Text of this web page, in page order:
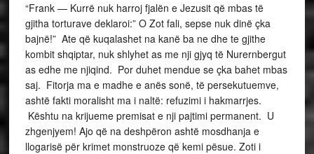
“Frank — Kurrë nuk harroj fjalën e Jezusit që mbas të
gjitha torturave deklaroi:” O Zot fali, sepse nuk dinë çka
bajnë!” Ate që kuqalashet na kanë ba ne dhe te gjithe
kombit shqiptar, nuk shlyhet as me nji gjyq të Nurernbergut
as edhe me njiqind. Por duhet mendue se çka bahet mbas
saj. Fitorja ma e madhe e anës sonë, të persekutuemve,
ashtë fakti moralisht ma i naltë: refuzimi i hakmarrjes.
Kështu na krijueme premisat e nji pajtimi permanent. U
zhgenjyem! Ajo që na deshpëron ashtë mosdhanja e
llogarisë për krimet monstruoze që kemi pësue. Zoti i